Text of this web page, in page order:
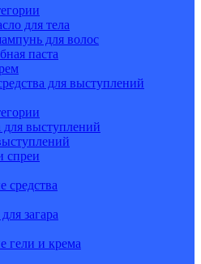
для тела
для волос
паста
для выступлений
для выступлений
спреи
средства
загара
и крема